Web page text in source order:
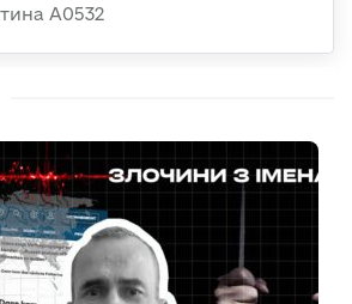
А0532